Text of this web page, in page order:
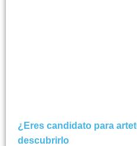
¿Eres candidato para
descubrirlo